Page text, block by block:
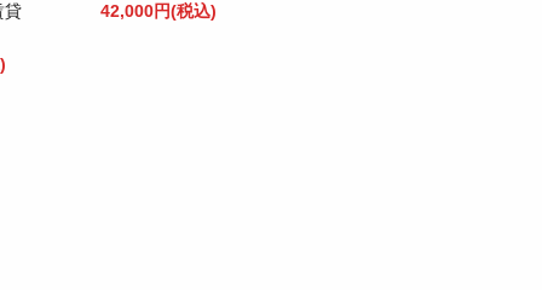
貸
42,000円(税込)